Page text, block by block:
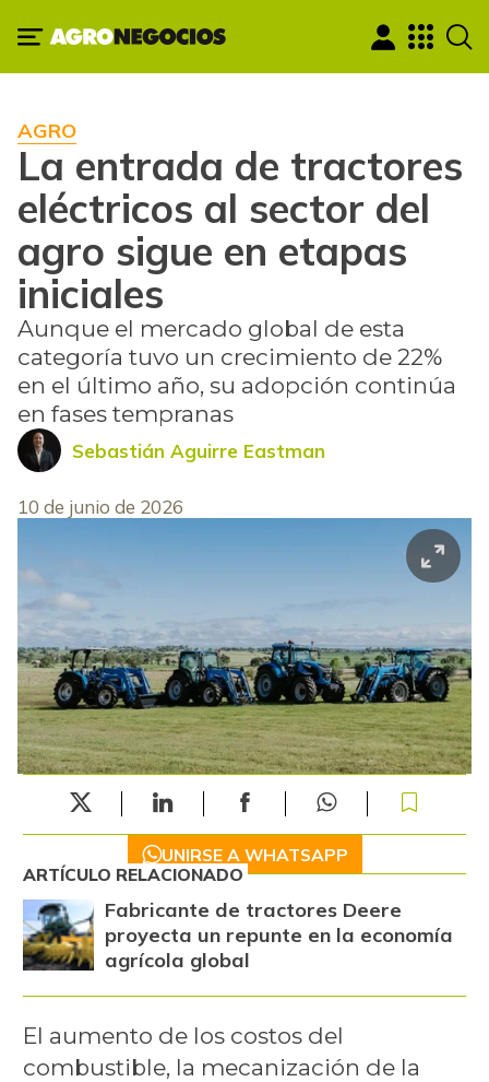
AGRO
La entrada de tractores
eléctricos al sector del
agro sigue en etapas
iniciales
Aunque el mercado global de esta
categoría tuvo un crecimiento de 22%
en el último año, su adopción continúa
en fases tempranas
Sebastián Aguirre Eastman
10 de junio de 2026
UNIRSE A WHATSAPP
ARTÍCULO RELACIONADO
Fabricante de tractores Deere
proyecta un repunte en la economía
agrícola global
El aumento de los costos del
combustible, la mecanización de la